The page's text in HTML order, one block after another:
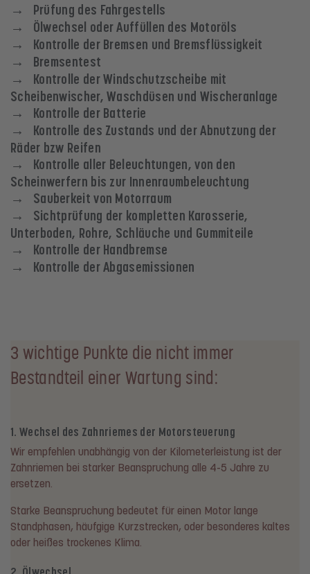
→ Prüfung des Fahrgestells
→ Ölwechsel oder Auffüllen des Motoröls
→ Kontrolle der Bremsen und Bremsflüssigkeit
→ Bremsentest
→ Kontrolle der Windschutzscheibe mit
Scheibenwischer, Waschdüsen und Wischeranlage
→ Kontrolle der Batterie
→ Kontrolle des Zustands und der Abnutzung der
Räder bzw Reifen
→ Kontrolle aller Beleuchtungen, von den
Scheinwerfern bis zur Innenraumbeleuchtung
→ Sauberkeit von Motorraum
→ Sichtprüfung der kompletten Karosserie,
Unterboden, Rohre, Schläuche und Gummiteile
→ Kontrolle der Handbremse
→ Kontrolle der Abgasemissionen
3 wichtige Punkte die nicht immer
Bestandteil einer Wartung sind:
1. Wechsel des Zahnriemes der Motorsteuerung
Wir empfehlen unabhängig von der Kilometerleistung ist der
Zahnriemen bei starker Beanspruchung alle 4-5 Jahre zu
ersetzen.
Starke Beanspruchung bedeutet für einen Motor lange
Standphasen, häufgige Kurzstrecken, oder besonderes kaltes
oder heißes trockenes Klima.
2. Ölwechsel